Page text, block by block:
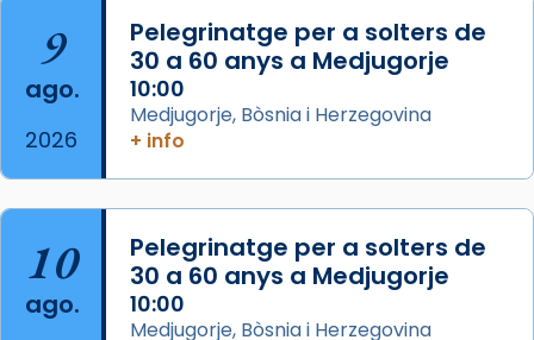
L’arquebisbe de Barcelona, el cardenal Joan
Josep Omella, ha presidit la missa i l’ha
concelebrat el bisbe auxiliar de Barcelona,
Mons. David Abadías.
📸 Dr. G. Simón
Foto
Arquebisbat de Barcelona
2 weeks ago
9
ago.
2026
Pelegrinatge per a solters de
30 a 60 anys a Medjugorje
10:00
Medjugorje, Bòsnia i Herzegovina
+ info
10
ago.
Pelegrinatge per a solters de
30 a 60 anys a Medjugorje
10:00
Medjugorje, Bòsnia i Herzegovina